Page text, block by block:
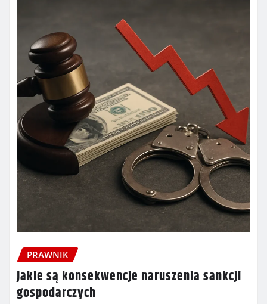
PRAWNIK
Jakie są konsekwencje naruszenia sankcji
gospodarczych